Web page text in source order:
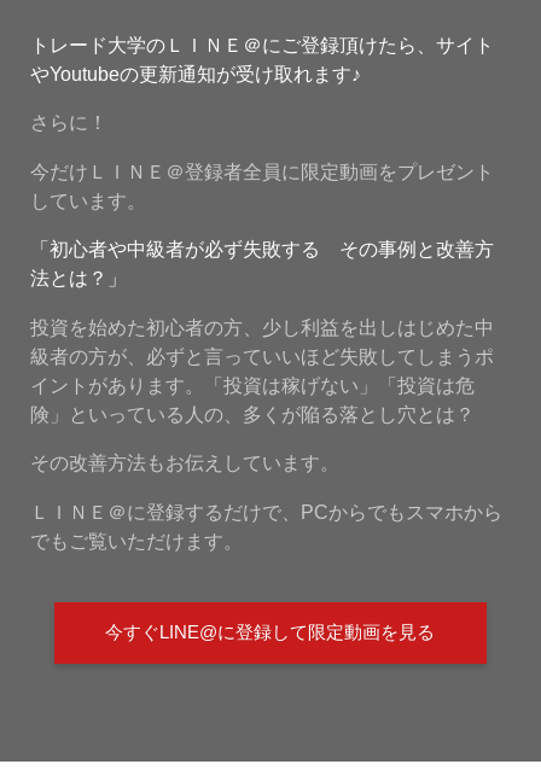
トレード大学のＬＩＮＥ＠にご登録頂けたら、サイト
やYoutubeの更新通知が受け取れます♪
さらに！
今だけＬＩＮＥ＠登録者全員に限定動画をプレゼント
しています。
「初心者や中級者が必ず失敗する その事例と改善方
法とは？」
投資を始めた初心者の方、少し利益を出しはじめた中
級者の方が、必ずと言っていいほど失敗してしまうポ
イントがあります。「投資は稼げない」「投資は危
険」といっている人の、多くが陥る落とし穴とは？
その改善方法もお伝えしています。
ＬＩＮＥ＠に登録するだけで、PCからでもスマホから
でもご覧いただけます。
今すぐLINE@に登録して限定動画を見る